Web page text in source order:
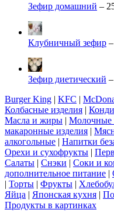
Зефир домашний –
Клубничный зефир
Зефир диетический
Burger King | KFC |
Колбасные изделия |
Масла и жиры | Молочные
макаронные изделия |
алкогольные | Напитки
Орехи и сухофрукты |
Салаты | Снэки | Соки и
дополнительное питание |
| Торты | Фрукты |
Яйца | Японская кухня |
Продукты в картинках